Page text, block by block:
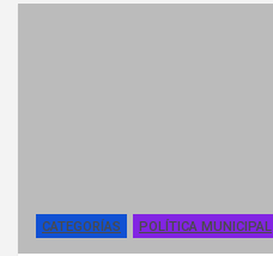
CATEGORÍAS POLÍTICA MUNICIPAL